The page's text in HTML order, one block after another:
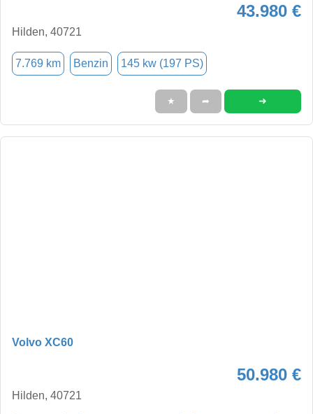
43.980 €
Hilden, 40721
7.769 km Benzin 145 kw (197 PS)
★ ➦ ➜
Volvo XC60
50.980 €
Hilden, 40721